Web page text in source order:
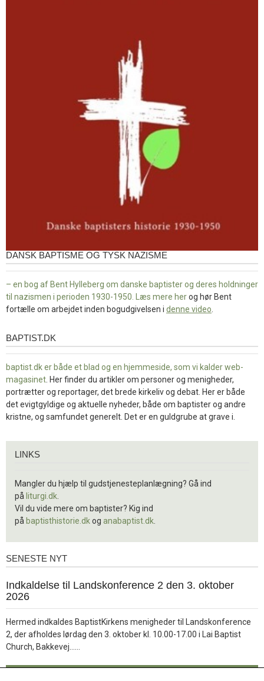
DANSK BAPTISME OG TYSK NAZISME
– en bog af Bent Hylleberg om danske baptister og deres holdninger
til nazismen i perioden 1930-1950. Læs mere herog hør Bent
fortælle om arbejdet inden bogudgivelsen i denne video
baptist.dk
BAPTIST.DK
baptist.dk er både et blad og en hjemmeside, som vi kalder web-
magasinet . Her finder du artikler om personer og menigheder,
portrætter og reportager, det brede kirkeliv og debat. Her er både
det evigtgyldige og aktuelle nyheder, både om baptister og andre
kristne, og samfundet generelt. Det er en guldgrube at grave i.
LINKS
Mangler du hjælp til gudstjenesteplanlægning? Gå ind
på liturgi.dk
Vil du vide mere om baptister? Kig ind
på baptisthistorie.dkog anabaptist.dk
Seneste
SENESTE NYT
1.
jul.
Indkaldelse til Landskonference 2 den 3. oktober
2026
Hermed indkaldes BaptistKirkens menigheder til Landskonference
2, der afholdes lørdag den 3. oktober kl. 10.00-17.00 i Lai Baptist
Church, Bakkevej……